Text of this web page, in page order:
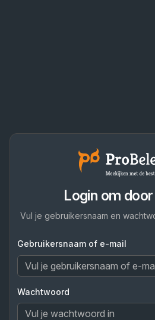
Login om
Vul je gebruikersnaam en
Gebruikersnaam of e-mail
Wachtwoord